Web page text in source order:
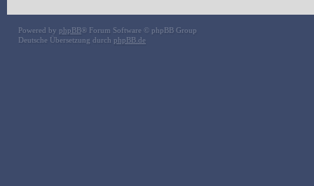
Powered by phpBB® Forum Software © phpBB Group
Deutsche Übersetzung durch phpBB.de